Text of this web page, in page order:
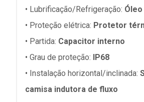
• Lubrificação/Refrigeração:
• Proteção elétrica: Protetor
• Partida: Capacitor interno
• Grau de proteção: IP68
• Instalação horizontal/inclinada:
camisa indutora de fluxo